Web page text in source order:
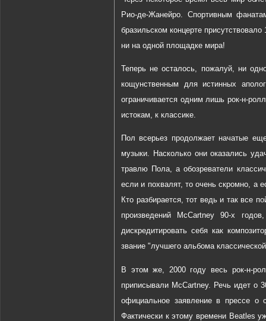
Рио-де-Жанейро. Спортивным
бразильском концерте
ни на одной площадке мира!
Теперь не осталось, пожалуй, ни
кощунственным для истинных
ограничивается одним лишь рок-н-
истокам, к классике.
Пол всерьез продолжает начатые
музыки. Насколько они оказались
травлю Пола, а обозреватели
если и похвалят, то очень скромно, а
Кто разбирается, тот ведь и так все
произведений McCartney 90-х
дискредитировать себя как
звание "лучшего альбома
В этом же, 2000 году весь рок-н-
приписывали McCartney. Речь идет о
официальное заявление в прессе о
Фактически к этому времени Beatles